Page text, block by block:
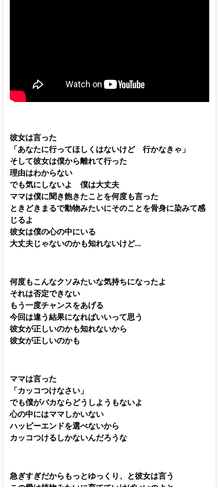
彼女は言った
「あなたに行ってほしくはないけど 行かなきゃ」
そして彼女は僕から離れて行った
理由はわからない
でも気にしないよ 僕は大丈夫
ママは僕に聞き飽きたことを何度も言った
ときどきまるで動物みたいにそのことを骨身に染みて感
じるよ
彼女は僕の心の中にいる
大丈夫じゃないのかも知れないけど…
何度もこんなクソみたいな気持ちになったよ
それは否定できない
もう一度チャンスをあげる
今回は違う結果になればいいって思う
彼女が正しいのかも知れないから
彼女が正しいのかも
ママは言った
「カッコつけなさい」
でも僕がバカならどうしようもないよ
心の中にはママしかいない
ハッピーエンドを選べないから
カッコつけるしかないんだろうな
急ぎすぎだからもっとゆっくり、と彼女は言う